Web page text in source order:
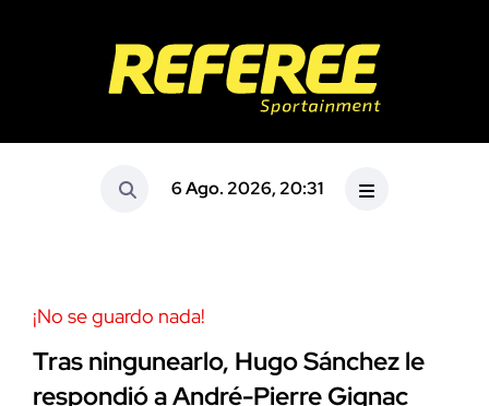
6 Ago. 2026, 20:31
¡No se guardo nada!
Tras ningunearlo, Hugo Sánchez le
respondió a André-Pierre Gignac